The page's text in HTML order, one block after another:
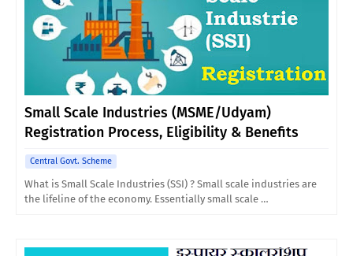
Small Scale Industries (MSME/Udyam)
Registration Process, Eligibility & Benefits
Central Govt. Scheme
What is Small Scale Industries (SSI) ? Small scale industries are
the lifeline of the economy. Essentially small scale …